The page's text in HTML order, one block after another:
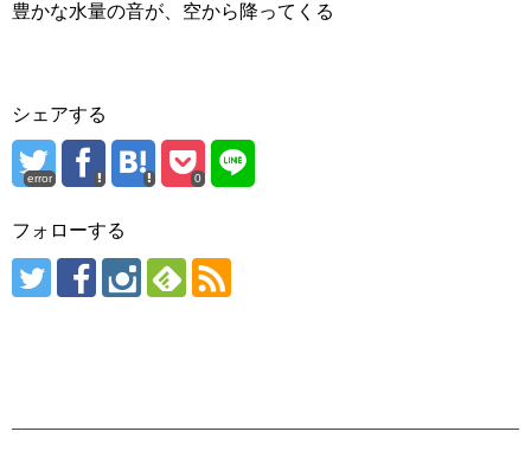
豊かな水量の音が、空から降ってくる
シェアする
error 0
フォローする